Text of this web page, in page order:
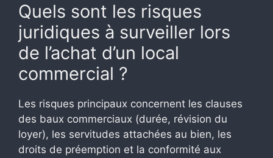
Quels sont les risques
juridiques à surveiller lors
de l’achat d’un local
commercial ?
Les risques principaux concernent les clauses
des baux commerciaux (durée, révision du
loyer), les servitudes attachées au bien, les
droits de préemption et la conformité aux